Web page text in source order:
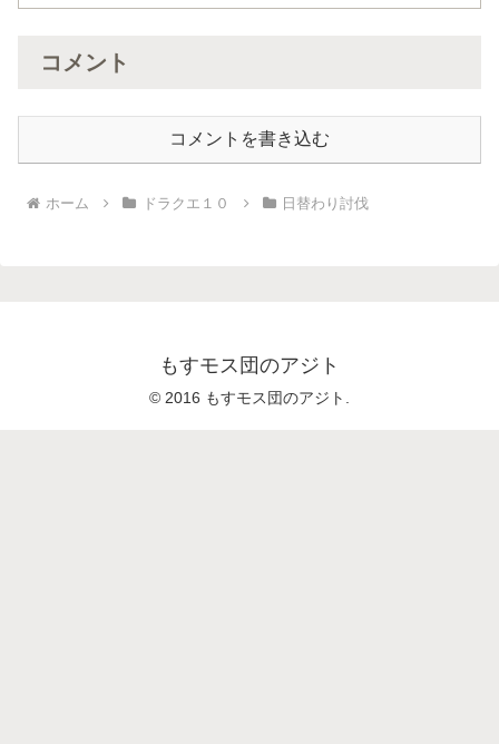
コメント
コメントを書き込む
ホーム ドラクエ１０ 日替わり討伐
もすモス団のアジト
© 2016 もすモス団のアジト.